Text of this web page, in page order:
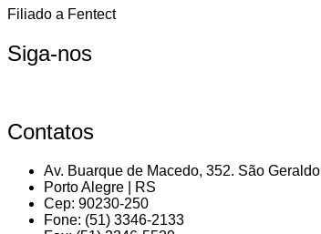
Filiado a Fentect
Siga-nos
Contatos
Av. Buarque de Macedo, 352. São Geraldo
Porto Alegre | RS
Cep: 90230-250
Fone: (51) 3346-2133